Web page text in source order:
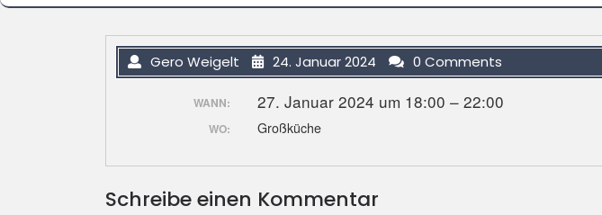
Gero Weigelt 24. Januar 2024 0 Comments
WANN: 27. Januar 2024 um 18:00 – 22:00
WO: Großküche
Schreibe einen Kommentar